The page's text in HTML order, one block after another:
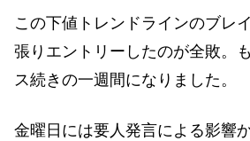
この下値トレンドラインのブレ
張りエントリーしたのが全敗。
ス続きの一週間になりました。
金曜日には要人発言による影響